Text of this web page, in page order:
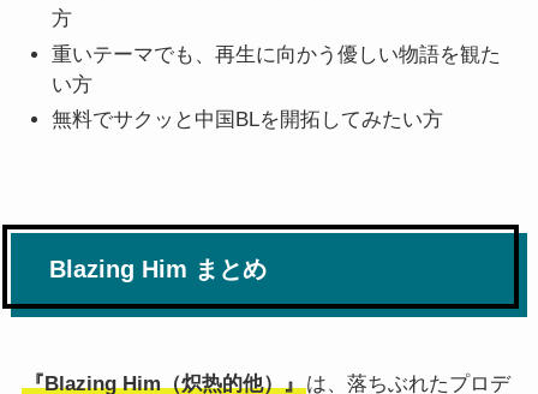
方
重いテーマでも、再生に向かう優しい物語を観た
い方
無料でサクッと中国BLを開拓してみたい方
Blazing Him まとめ
『Blazing Him（炽热的他）』は、落ちぶれたプロデ